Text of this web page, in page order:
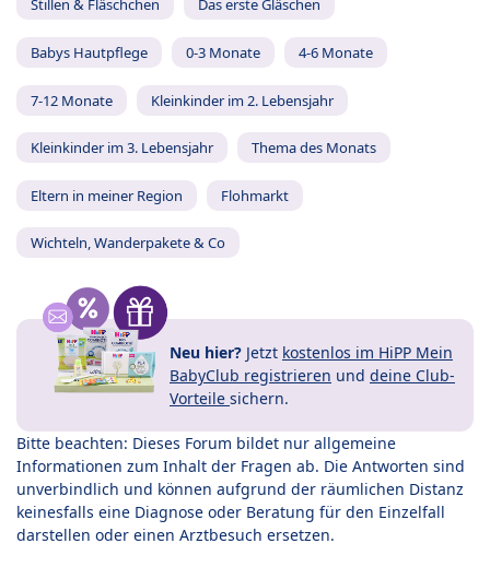
Stillen & Fläschchen Das erste Gläschen
Babys Hautpflege 0-3 Monate 4-6 Monate
7-12 Monate Kleinkinder im 2. Lebensjahr
Kleinkinder im 3. Lebensjahr Thema des Monats
Eltern in meiner Region Flohmarkt
Wichteln, Wanderpakete & Co
Neu hier? Jetzt kostenlos im HiPP Mein
BabyClub registrieren und deine Club-
Vorteile sichern.
Bitte beachten: Dieses Forum bildet nur allgemeine
Informationen zum Inhalt der Fragen ab. Die Antworten sind
unverbindlich und können aufgrund der räumlichen Distanz
keinesfalls eine Diagnose oder Beratung für den Einzelfall
darstellen oder einen Arztbesuch ersetzen.